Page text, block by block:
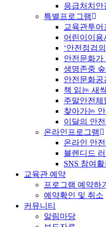
응급처치안
특별프로그램
교육관투어
어린이이용
‘안전점검
안전문화가
생명존중
안전문화공
책 읽는 새
주말안전체
찾아가는
이달의 안
온라인프로그램
온라인 안
블렌디드
SNS 참여활
교육관 예약
프로그램 예약하기
예약확인 및 취소
커뮤니티
알림마당